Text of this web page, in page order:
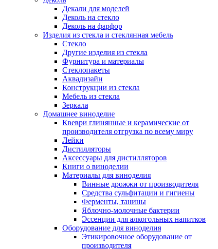
Декали для моделей
Деколь на стекло
Деколь на фарфор
Изделия из стекла и стеклянная мебель
Стекло
Другие изделия из стекла
Фурнитура и материалы
Стеклопакеты
Аквадизайн
Конструкции из стекла
Мебель из стекла
Зеркала
Домашнее виноделие
Квеври глинянные и керамические от
производителя отгрузка по всему миру
Лейки
Дистилляторы
Аксессуары для дистилляторов
Книги о виноделии
Материалы для виноделия
Винные дрожжи от производителя
Средства сульфитации и гигиены
Ферменты, танины
Яблочно-молочные бактерии
Эссенции для алкогольных напитков
Оборудование для виноделия
Этикировочное оборудование от
производителя